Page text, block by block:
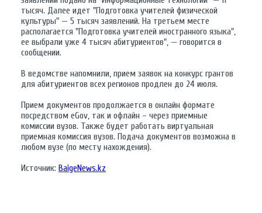
тысяч. Далее идет "Подготовка учителей физической
культуры" — 5 тысяч заявлений. На третьем месте
располагается "Подготовка учителей иностранного языка",
ее выбрали уже 4 тысяч абитуриентов", — говорится в
сообщении.
В ведомстве напомнили, прием заявок на конкурс грантов
для абитуриентов всех регионов продлен до 24 июля.
Прием документов продолжается в онлайн формате
посредством еGov, так и офлайн – через приемные
комиссии вузов. Также будет работать виртуальная
приемная комиссия вузов. Подача документов возможна в
любом вузе (по месту нахождения).
Источник: BaigeNews.kz